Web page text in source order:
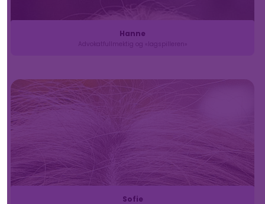
Hanne
Advokatfullmektig og «lagspilleren»
Sofie